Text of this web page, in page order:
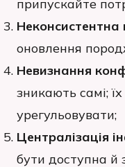
припускайте
Неконсистентна
оновлення
Невизнання
зникають самі;
урегульовувати;
Централізація
бути доступна й